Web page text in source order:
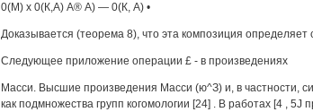
0(М) х 0(К,А) А® А) — 0(К, А) •
Доказывается (теорема 8), что эта композиция определяет
Следующее приложение операции £ - в произведениях
Масси. Высшие произведения Масси (ю^З) и, в частности,
как подмножества групп когомологии [24] . В работах [4 ,